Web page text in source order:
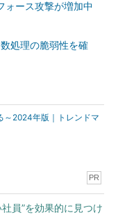
ォース攻撃が増加中
処理の脆弱性を確
～2024年版｜トレンドマ
PR
員”を効果的に見つけ